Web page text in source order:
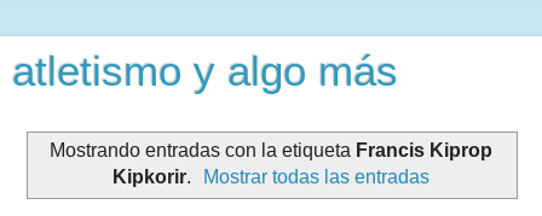
atletismo y algo más
Mostrando entradas con la etiqueta Francis Kiprop
Kipkorir. Mostrar todas las entradas